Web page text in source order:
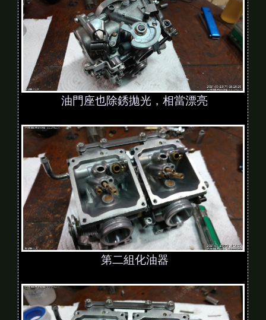
油門座也除銹拋光，相當漂亮
第二組化油器